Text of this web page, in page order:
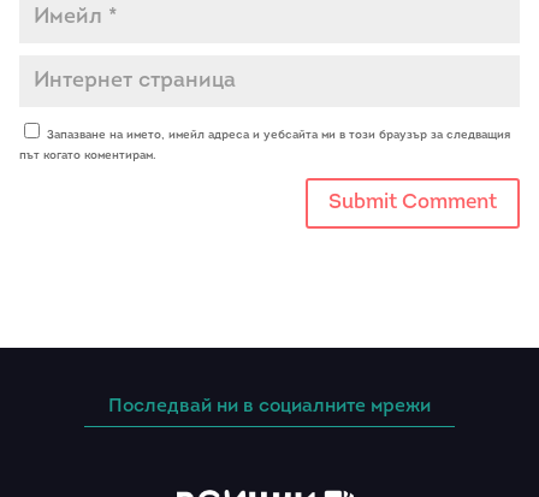
Запазване на името, имейл адреса и уебсайта ми в този браузър за следващия
път когато коментирам.
Последвай ни в социалните мрежи